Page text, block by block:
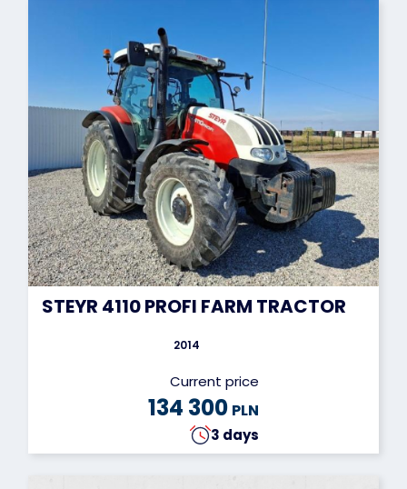
STEYR 4110 PROFI FARM TRACTOR
2014
Current price
134 300 PLN
3 days